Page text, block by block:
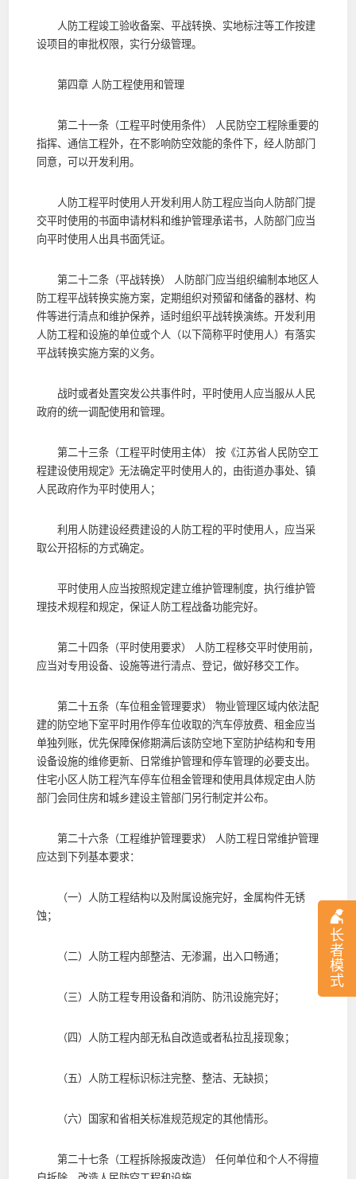
长
者
模
式
人防工程竣工验收备案、平战转换、实地标注等工作按建
设项目的审批权限，实行分级管理。
第四章 人防工程使用和管理
第二十一条（工程平时使用条件） 人民防空工程除重要的
指挥、通信工程外，在不影响防空效能的条件下，经人防部门
同意，可以开发利用。
人防工程平时使用人开发利用人防工程应当向人防部门提
交平时使用的书面申请材料和维护管理承诺书，人防部门应当
向平时使用人出具书面凭证。
第二十二条（平战转换） 人防部门应当组织编制本地区人
防工程平战转换实施方案，定期组织对预留和储备的器材、构
件等进行清点和维护保养，适时组织平战转换演练。开发利用
人防工程和设施的单位或个人（以下简称平时使用人）有落实
平战转换实施方案的义务。
战时或者处置突发公共事件时，平时使用人应当服从人民
政府的统一调配使用和管理。
第二十三条（工程平时使用主体） 按《江苏省人民防空工
程建设使用规定》无法确定平时使用人的，由街道办事处、镇
人民政府作为平时使用人；
利用人防建设经费建设的人防工程的平时使用人，应当采
取公开招标的方式确定。
平时使用人应当按照规定建立维护管理制度，执行维护管
理技术规程和规定，保证人防工程战备功能完好。
第二十四条（平时使用要求） 人防工程移交平时使用前，
应当对专用设备、设施等进行清点、登记，做好移交工作。
第二十五条（车位租金管理要求） 物业管理区域内依法配
建的防空地下室平时用作停车位收取的汽车停放费、租金应当
单独列账，优先保障保修期满后该防空地下室防护结构和专用
设备设施的维修更新、日常维护管理和停车管理的必要支出。
住宅小区人防工程汽车停车位租金管理和使用具体规定由人防
部门会同住房和城乡建设主管部门另行制定并公布。
第二十六条（工程维护管理要求） 人防工程日常维护管理
应达到下列基本要求：
（一）人防工程结构以及附属设施完好，金属构件无锈
蚀；
（二）人防工程内部整洁、无渗漏，出入口畅通；
（三）人防工程专用设备和消防、防汛设施完好；
（四）人防工程内部无私自改造或者私拉乱接现象；
（五）人防工程标识标注完整、整洁、无缺损；
（六）国家和省相关标准规范规定的其他情形。
第二十七条（工程拆除报废改造） 任何单位和个人不得擅